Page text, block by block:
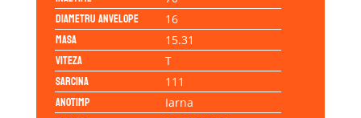
Diametru anvelope 16
Masa 15.31
Viteza T
Sarcina 111
Anotimp Iarna